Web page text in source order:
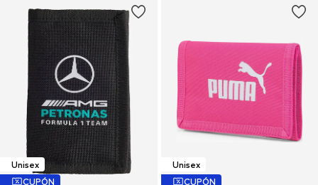
Unisex
CUPÓN
Unisex
CUPÓN